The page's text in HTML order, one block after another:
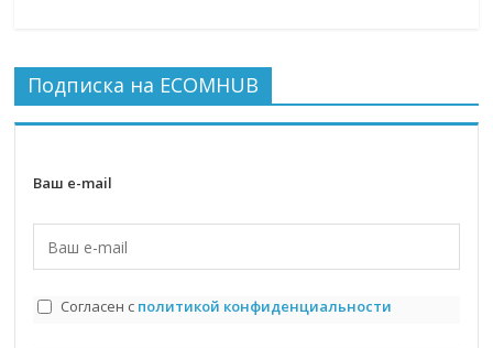
Подписка на ECOMHUB
Ваш e-mail
Согласен с политикой конфиденциальности